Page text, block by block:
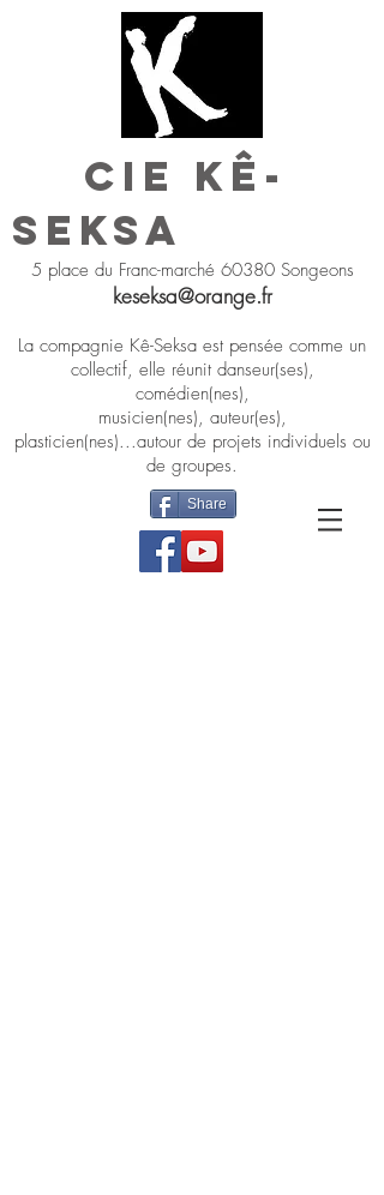
Cie Kê-
Seksa
5 place du Franc-marché 60380 Songeons
keseksa@orange.fr
La compagnie Kê-Seksa est pensée comme un
collectif, elle réunit danseur(ses),
comédien(nes),
musicien(nes), auteur(es),
plasticien(nes)...autour de projets individuels ou
de groupes.
Share